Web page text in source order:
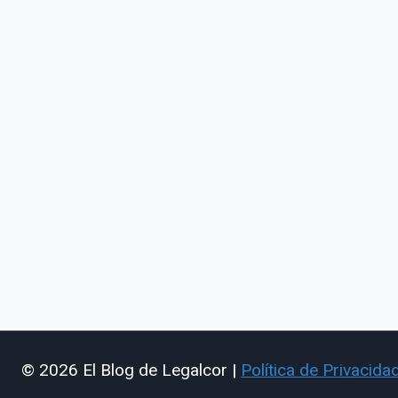
© 2026 El Blog de Legalcor | Política de